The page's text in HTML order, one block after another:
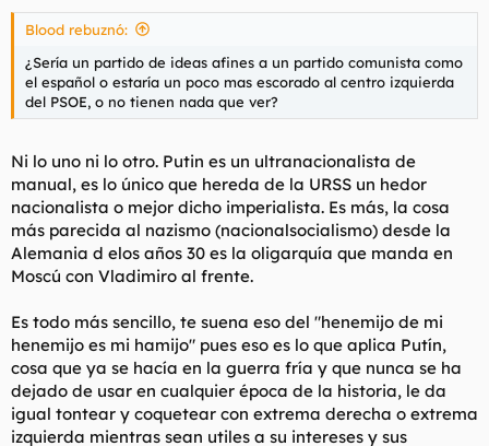
Blood rebuznó:
¿Sería un partido de ideas afines a un partido comunista como
el español o estaría un poco mas escorado al centro izquierda
del PSOE, o no tienen nada que ver?
Ni lo uno ni lo otro. Putin es un ultranacionalista de
manual, es lo único que hereda de la URSS un hedor
nacionalista o mejor dicho imperialista. Es más, la cosa
más parecida al nazismo (nacionalsocialismo) desde la
Alemania d elos años 30 es la oligarquía que manda en
Moscú con Vladimiro al frente.
Es todo más sencillo, te suena eso del "henemijo de mi
henemijo es mi hamijo" pues eso es lo que aplica Putín,
cosa que ya se hacía en la guerra fría y que nunca se ha
dejado de usar en cualquier época de la historia, le da
igual tontear y coquetear con extrema derecha o extrema
izquierda mientras sean utiles a su intereses y sus